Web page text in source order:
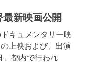
新映画公開
キュメンタリー映
上映および、出演
、都内で行われ